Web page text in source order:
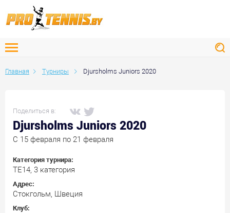
Главная Турниры Djursholms Juniors 2020
Поделиться в:
Djursholms Juniors 2020
C 15 февраля по 21 февраля
Категория турнира:
TE14, 3 категория
Адрес:
Стокгольм, Швеция
Клуб: